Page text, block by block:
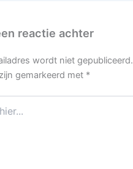
reactie achter
wordt niet gepubliceerd.
gemarkeerd met *